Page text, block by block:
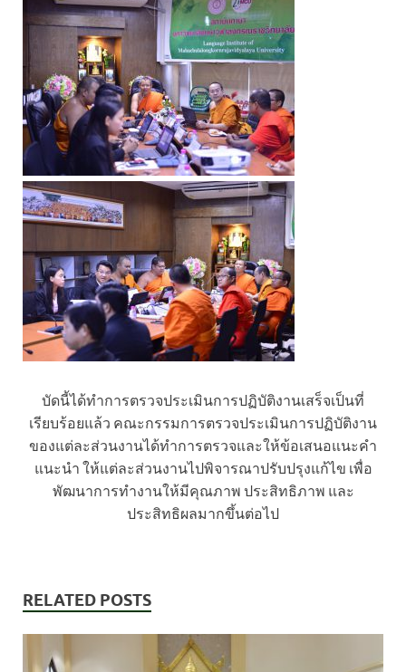
บัดนี้ได้ทำการตรวจประเมินการปฏิบัติงานเสร็จเป็นที่
เรียบร้อยแล้ว คณะกรรมการตรวจประเมินการปฏิบัติงาน
ของแต่ละส่วนงานได้ทำการตรวจและให้ข้อเสนอแนะคำ
แนะนำ ให้แต่ละส่วนงานไปพิจารณาปรับปรุงแก้ไข เพื่อ
พัฒนาการทำงานให้มีคุณภาพ ประสิทธิภาพ และ
ประสิทธิผลมากขึ้นต่อไป
RELATED POSTS